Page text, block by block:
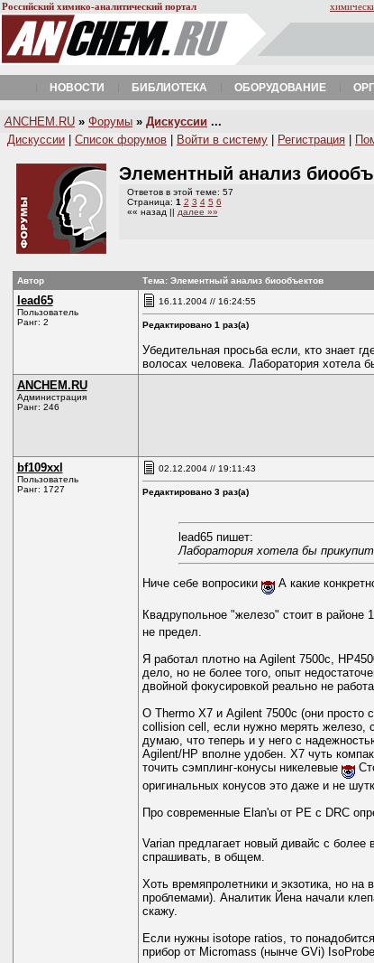
Российский химико-аналитический портал
НОВОСТИ БИБЛИОТЕКА ОБОРУДОВАНИЕ
A NCHEM.RU » Форумы » Дискуссии ...
Дискуссии
Список форумов Войти в систему Регистрация
Элементный анализ
Ответов в этой теме: 57
Страница: 1 2 3 4 5 6
«« назад || далее »»
Автор Тема: Элементный анализ биообъектов
lead65
Пользователь
Ранг: 2
16.11.2004 // 16:24:55
Редактировано 1 раз(а)
Убедительная просьба если, кто знает
волосах человека. Лаборатория хотела
ANCHEM.RU
Администрация
Ранг: 246
bf109xxl
Пользователь
Ранг: 1727
02.12.2004 // 19:11:43
Редактировано 3 раз(а)
lead65 пишет:
Лаборатория хотела бы
Ниче себе вопросики А какие
Квадрупольное "железо" стоит в районе
не предел.
Я работал плотно на Agilent 7500c,
дело, но не более того, опыт
двойной фокусировкой реально не
О Thermo Х7 и Agilent 7500с (они просто
collision cell, если нужно мерять железо,
думаю, что теперь и у него с
Agilent/HP вполне удобен. X7 чуть
точить сэмплинг-конусы никелевые
оригинальных конусов это даже и не
Про современные Elan'ы от PE с DRC
Varian предлагает новый дивайс с более
спрашивать, в общем.
Хоть времяпролетники и экзотика, но
проблемами). Аналитик Йена начали
скажу.
Если нужны isotope ratios, то
прибор от Micromass (нынче GVi)